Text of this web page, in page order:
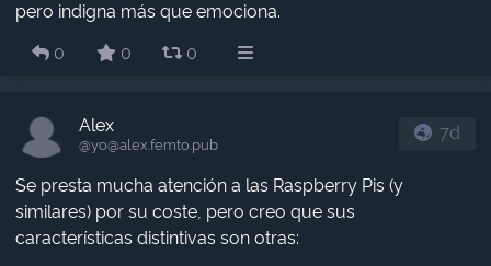
pero indigna más que emociona.
0
0 0
Alex
@yo​@alex.femto.pub
7d
Se presta mucha atención a las Raspberry Pis (y
similares) por su coste, pero creo que sus
características distintivas son otras: